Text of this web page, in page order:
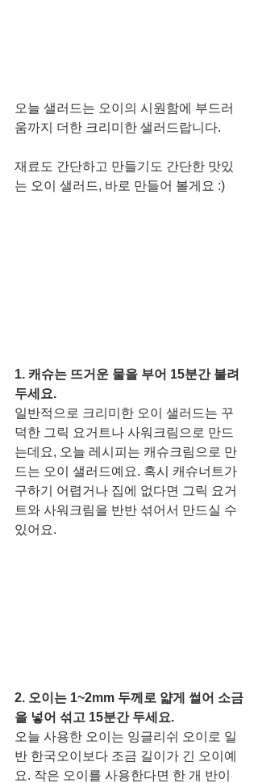
오늘 샐러드는 오이의 시원함에 부드러
움까지 더한 크리미한 샐러드랍니다.
재료도 간단하고 만들기도 간단한 맛있
는 오이 샐러드, 바로 만들어 볼게요 :)
1. 캐슈는 뜨거운 물을 부어 15분간 불려
두세요.
일반적으로 크리미한 오이 샐러드는 꾸
덕한 그릭 요거트나 사워크림으로 만드
는데요, 오늘 레시피는 캐슈크림으로 만
드는 오이 샐러드예요. 혹시 캐슈너트가
구하기 어렵거나 집에 없다면 그릭 요거
트와 사워크림을 반반 섞어서 만드실 수
있어요.
2. 오이는 1~2mm 두께로 얇게 썰어 소금
을 넣어 섞고 15분간 두세요.
오늘 사용한 오이는 잉글리쉬 오이로 일
반 한국오이보다 조금 길이가 긴 오이예
요. 작은 오이를 사용한다면 한 개 반이